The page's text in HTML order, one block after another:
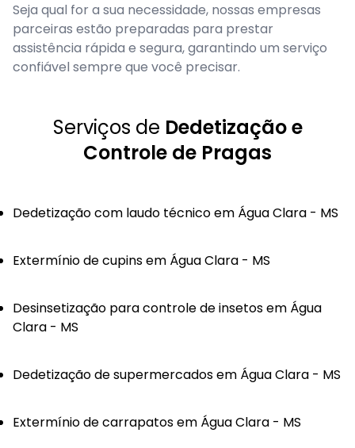
Seja qual for a sua necessidade, nossas empresas
parceiras estão preparadas para prestar
assistência rápida e segura, garantindo um serviço
confiável sempre que você precisar.
Serviços de Dedetização e
Controle de Pragas
Dedetização com laudo técnico em Água Clara - MS
Extermínio de cupins em Água Clara - MS
Desinsetização para controle de insetos em Água
Clara - MS
Dedetização de supermercados em Água Clara - MS
Extermínio de carrapatos em Água Clara - MS